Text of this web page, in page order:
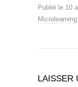
Publié le 10
LAISSER